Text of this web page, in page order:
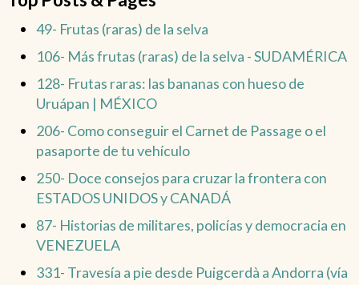
49- Frutas (raras) de la selva
106- Más frutas (raras) de la selva - SUDAMÉRICA
128- Frutas raras: las bananas con hueso de
Uruápan | MÉXICO
206- Como conseguir el Carnet de Passage o el
pasaporte de tu vehículo
250- Doce consejos para cruzar la frontera con
ESTADOS UNIDOS y CANADÁ
87- Historias de militares, policías y democracia en
VENEZUELA
331- Travesía a pie desde Puigcerdà a Andorra (vía